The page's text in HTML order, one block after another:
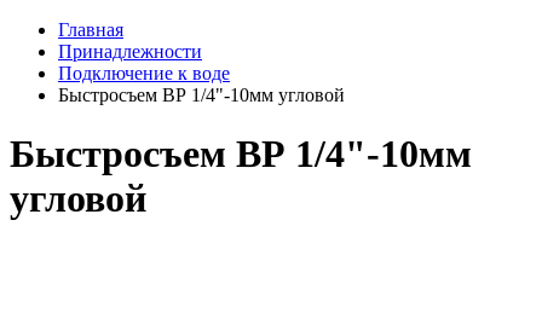
Главная
Принадлежности
Подключение к воде
Быстросъем ВР 1/4"-10мм угловой
Быстросъем ВР 1/4"-10мм
угловой